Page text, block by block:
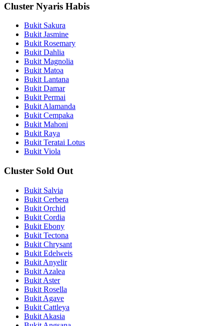
Cluster Nyaris Habis
Bukit Sakura
Bukit Jasmine
Bukit Rosemary
Bukit Dahlia
Bukit Magnolia
Bukit Matoa
Bukit Lantana
Bukit Damar
Bukit Permai
Bukit Alamanda
Bukit Cempaka
Bukit Mahoni
Bukit Raya
Bukit Teratai Lotus
Bukit Viola
Cluster Sold Out
Bukit Salvia
Bukit Cerbera
Bukit Orchid
Bukit Cordia
Bukit Ebony
Bukit Tectona
Bukit Chrysant
Bukit Edelweis
Bukit Anyelir
Bukit Azalea
Bukit Aster
Bukit Rosella
Bukit Agave
Bukit Cattleya
Bukit Akasia